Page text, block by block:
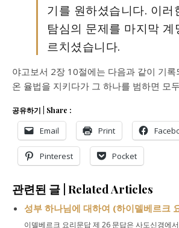
기를 원하셨습니다. 이러
탐심의 문제를 마지막 계
르치셨습니다.
야고보서 2장 10절에는 다음과 같이 기록
온 율법을 지키다가 그 하나를 범하면 모
공유하기 | Share :
Email Print
Pinterest Pocket
관련된 글 | Related Articles
성부 하나님에 대하여 (하이델베르크
이델베르크 요리문답 제 26 문답은 사도신경에